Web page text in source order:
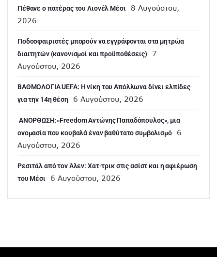
Πέθανε ο πατέρας του Λιονέλ Μέσι
8 Αυγούστου,
2026
Ποδοσφαιριστές μπορούν να εγγράφονται στα μητρώα
διαιτητών (κανονισμοί και προϋποθέσεις)
7
Αυγούστου, 2026
ΒΑΘΜΟΛΟΓΙΑ UEFA: Η νίκη του Απόλλωνα δίνει ελπίδες
για την 14η θέση
6 Αυγούστου, 2026
ANOΡΘΩΣΗ:«Freedom Αντώνης Παπαδόπουλος», μια
ονομασία που κουβαλά έναν βαθύτατο συμβολισμό
6
Αυγούστου, 2026
Ρεσιτάλ από τον Άλεν: Χατ-τρικ στις ασίστ και η αφιέρωση
του Μέσι
6 Αυγούστου, 2026